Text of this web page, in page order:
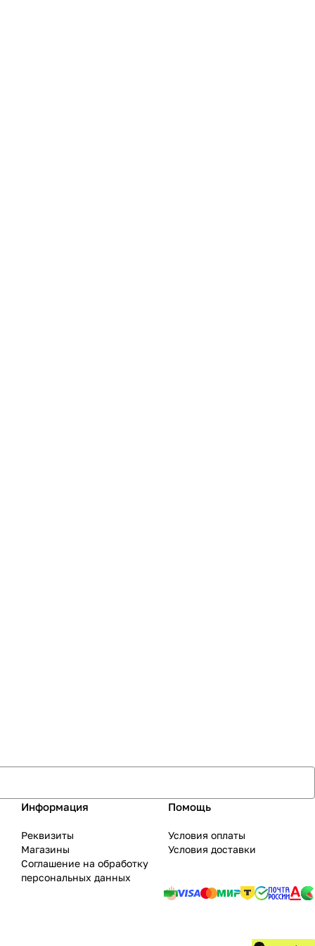
Информация
Реквизиты
Магазины
Соглашение на обработку
персональных данных
Помощь
Условия оплаты
Условия доставки